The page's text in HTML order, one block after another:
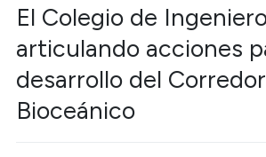
El Colegio de
articulando acciones
desarrollo del Corredor
Bioceánico